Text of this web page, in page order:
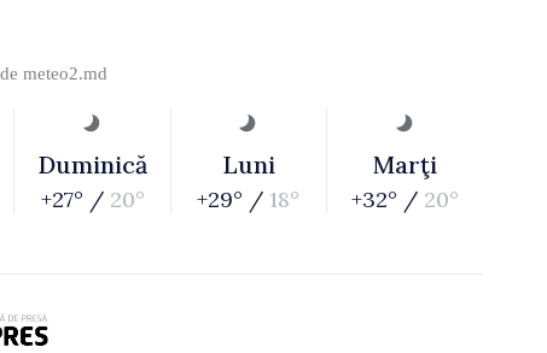
meteo2.md
Duminică
+27° / 20°
Luni
+29° / 18°
Marţi
+32° / 20°